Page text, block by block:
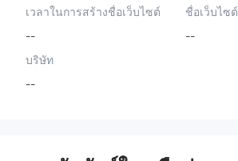
เวลาในการสร้างชื่อเว็บไซต์
--
ชื่อเว็บไซต์
--
บริษัท
--